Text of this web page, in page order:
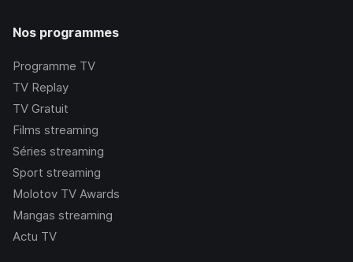
Nos programmes
Programme TV
TV Replay
TV Gratuit
Films streaming
Séries streaming
Sport streaming
Molotov TV Awards
Mangas streaming
Actu TV